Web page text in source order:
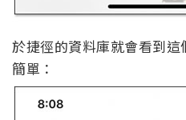
於捷徑的資料庫就會看到
簡單：